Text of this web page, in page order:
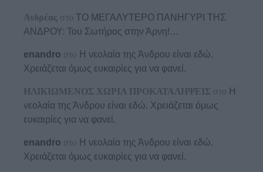
Ανδρέας στο ΤΟ ΜΕΓΑΛΥΤΕΡΟ ΠΑΝΗΓΥΡΙ ΤΗΣ
ΑΝΔΡΟΥ: Του Σωτήρος στην Άρνη!…
enandro στο Η νεολαία της Άνδρου είναι εδώ.
Χρειάζεται όμως ευκαιρίες για να φανεί.
ΗΛΙΚΙΩΜΕΝΟΣ ΧΩΡΙΑ ΠΡΟΚΑΤΑΛΗΨΕΙΣ στο Η
νεολαία της Άνδρου είναι εδώ. Χρειάζεται όμως
ευκαιρίες για να φανεί.
enandro στο Η νεολαία της Άνδρου είναι εδώ.
Χρειάζεται όμως ευκαιρίες για να φανεί.